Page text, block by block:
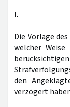
I.
Die Vorlage
welcher
den
verzögert